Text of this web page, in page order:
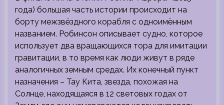
года) большая часть истории происходит на
борту межзвёздного корабля с одноимённым
названием. Робинсон описывает судно, которое
использует два вращающихся тора для имитации
гравитации, в то время как люди живут в ряде
аналогичных земным средах. Их конечный пункт
назначения – Тау Кита, звезда, похожая на
Солнце, находящаяся в 12 световых годах от